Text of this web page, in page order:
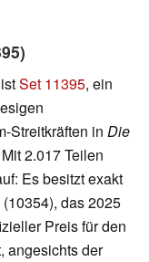
Set 11395, ein
Streitkräften in Die
2.017 Teilen
Es besitzt exakt
(10354), das 2025
Preis für den
angesichts der